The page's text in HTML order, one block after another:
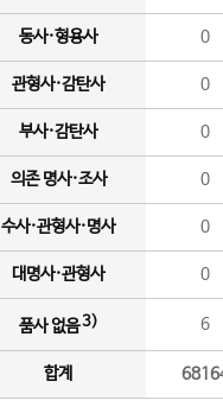
동사·형용사 0
관형사·감탄사 0
부사·감탄사 0
의존 명사·조사 0
수사·관형사·명사 0
대명사·관형사 0
품사 없음3) 6
합계